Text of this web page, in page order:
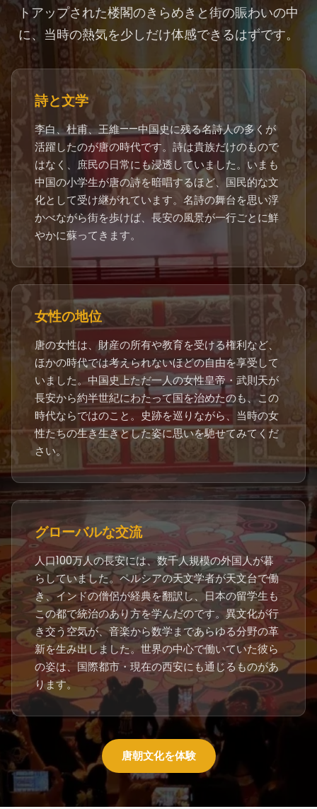
トアップされた楼閣のきらめきと街の賑わいの中
に、当時の熱気を少しだけ体感できるはずです。
詩と文学
李白、杜甫、王維——中国史に残る名詩人の多くが
活躍したのが唐の時代です。詩は貴族だけのもので
はなく、庶民の日常にも浸透していました。いまも
中国の小学生が唐の詩を暗唱するほど、国民的な文
化として受け継がれています。名詩の舞台を思い浮
かべながら街を歩けば、長安の風景が一行ごとに鮮
やかに蘇ってきます。
女性の地位
唐の女性は、財産の所有や教育を受ける権利など、
ほかの時代では考えられないほどの自由を享受して
いました。中国史上ただ一人の女性皇帝・武則天が
長安から約半世紀にわたって国を治めたのも、この
時代ならではのこと。史跡を巡りながら、当時の女
性たちの生き生きとした姿に思いを馳せてみてくだ
さい。
グローバルな交流
人口100万人の長安には、数千人規模の外国人が暮
らしていました。ペルシアの天文学者が天文台で働
き、インドの僧侶が経典を翻訳し、日本の留学生も
この都で統治のあり方を学んだのです。異文化が行
き交う空気が、音楽から数学まであらゆる分野の革
新を生み出しました。世界の中心で働いていた彼ら
の姿は、国際都市・現在の西安にも通じるものがあ
ります。
唐朝文化を体験